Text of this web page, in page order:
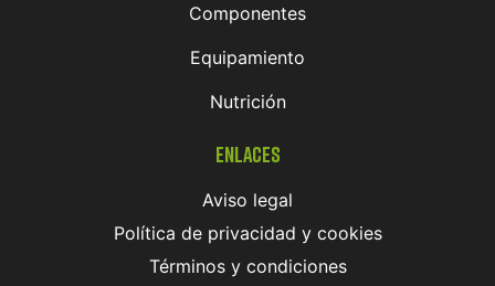
Componentes
Equipamiento
Nutrición
Enlaces
Aviso legal
Política de privacidad y cookies
Términos y condiciones